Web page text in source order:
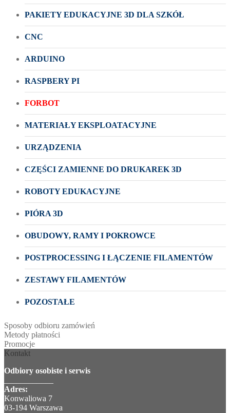
PAKIETY EDUKACYJNE 3D DLA SZKÓŁ
CNC
ARDUINO
RASPBERY PI
FORBOT
MATERIAŁY EKSPLOATACYJNE
URZĄDZENIA
CZĘŚCI ZAMIENNE DO DRUKAREK 3D
ROBOTY EDUKACYJNE
PIÓRA 3D
OBUDOWY, RAMY I POKROWCE
POSTPROCESSING I ŁĄCZENIE FILAMENTÓW
ZESTAWY FILAMENTÓW
POZOSTAŁE
Sposoby odbioru zamówień
Metody płatności
Promocje
Kontakt
Odbiory osobiste i serwis
Adres:
Konwaliowa 7
03-194 Warszawa